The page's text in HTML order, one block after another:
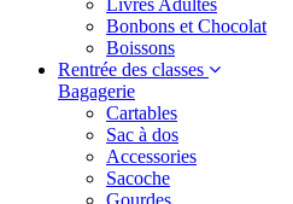
Livres Adultes
Bonbons et Chocolat
Boissons
Rentrée des classes
Bagagerie
Cartables
Sac à dos
Accessories
Sacoche
Gourdes